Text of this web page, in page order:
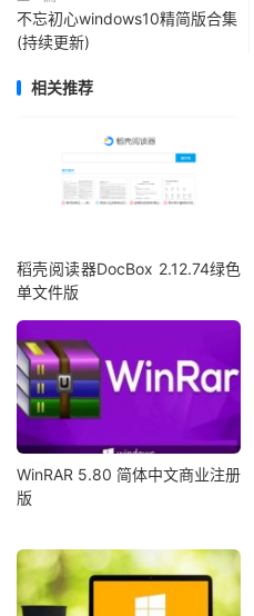
不忘初心windows10精简版合集
(持续更新)
相关推荐
稻壳阅读器DocBox 2.12.74绿色
单文件版
WinRAR 5.80 简体中文商业注册
版